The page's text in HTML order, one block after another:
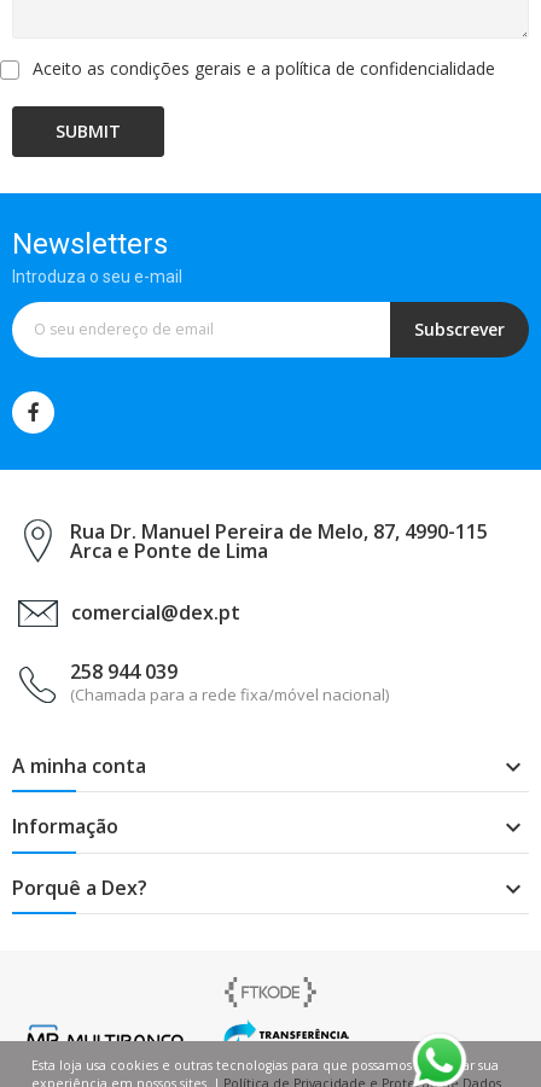
Aceito as condições gerais e a política de confidencialidade
SUBMIT
Newsletters
Introduza o seu e-mail
Subscrever
Rua Dr. Manuel Pereira de Melo, 87, 4990-115
Arca e Ponte de Lima
comercial@dex.pt
258 944 039
(Chamada para a rede fixa/móvel nacional)
A minha conta 
Informação 
Porquê a Dex? 
Esta loja usa cookies e outras tecnologias para que possamos melhorar sua
experiência em nossos sites. | Política de Privacidade e Proteção de Dados